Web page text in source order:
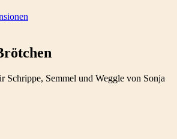
Schrippe, Semmel und Weggle von Sonja